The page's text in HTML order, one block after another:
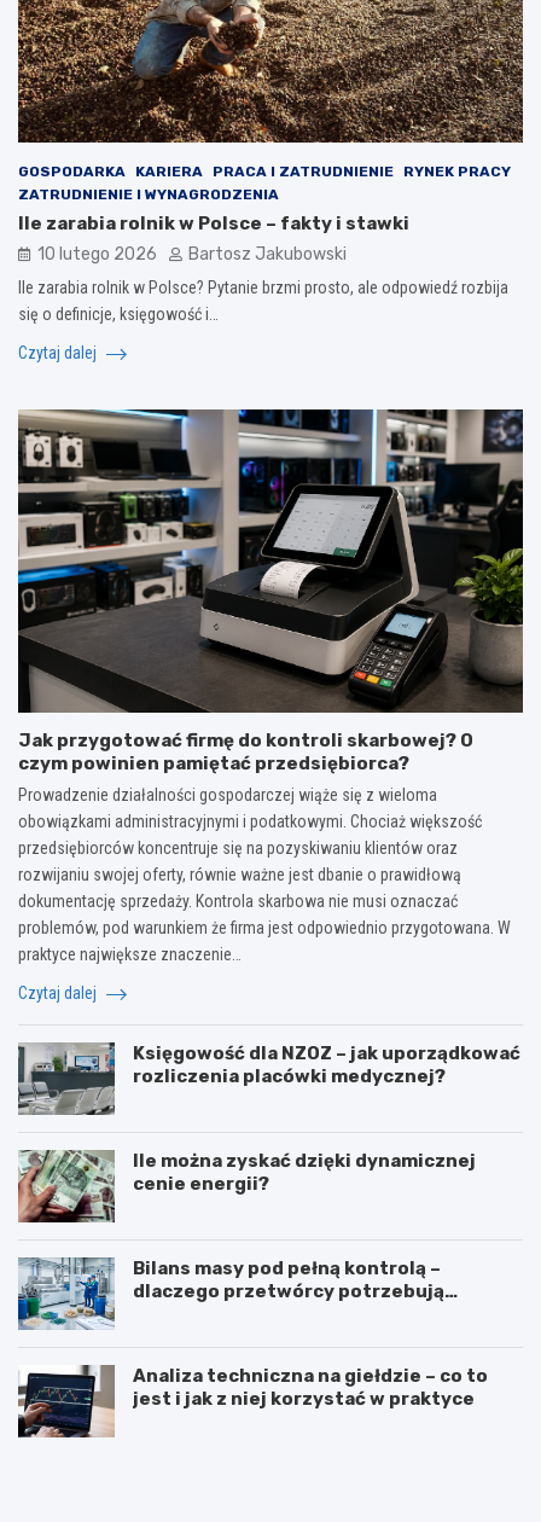
GOSPODARKA KARIERA PRACA I ZATRUDNIENIE
RYNEK PRACY
ZATRUDNIENIE I WYNAGRODZENIA
Ile zarabia rolnik w Polsce – fakty i stawki
10 lutego 2026 Bartosz Jakubowski
Ile zarabia rolnik w Polsce? Pytanie brzmi prosto, ale odpowiedź rozbija
się o definicje, księgowość i…
Czytaj dalej
Jak przygotować firmę do kontroli skarbowej? O
czym powinien pamiętać przedsiębiorca?
Prowadzenie działalności gospodarczej wiąże się z wieloma
obowiązkami administracyjnymi i podatkowymi. Chociaż większość
przedsiębiorców koncentruje się na pozyskiwaniu klientów oraz
rozwijaniu swojej oferty, równie ważne jest dbanie o prawidłową
dokumentację sprzedaży. Kontrola skarbowa nie musi oznaczać
problemów, pod warunkiem że firma jest odpowiednio przygotowana. W
praktyce największe znaczenie…
Czytaj dalej
Księgowość dla NZOZ – jak uporządkować
rozliczenia placówki medycznej?
Ile można zyskać dzięki dynamicznej
cenie energii?
Bilans masy pod pełną kontrolą –
dlaczego przetwórcy potrzebują
Analiza techniczna na giełdzie – co to
jest i jak z niej korzystać w praktyce
Z
T